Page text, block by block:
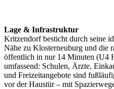
Lage & Infrastruktur
Kritzendorf besticht durch seine
Nähe zu Klosterneuburg und die
öffentlich in nur 14 Minuten (U4
umfassend: Schulen, Ärzte,
und Freizeitangebote sind
vor der Haustür – mit